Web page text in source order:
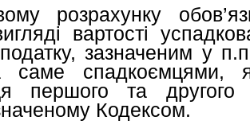
розрахунку
вартості
зазначеним у
саме спадкоємцями,
першого та
Кодексом.